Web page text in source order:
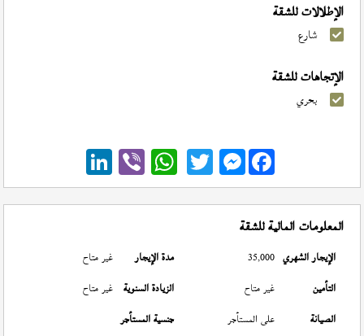
الإطلالات للشقة
شارع
الإتجاهات للشقة
بحري
Messenger
المعلومات المالية للشقة
الإيجار الشهري 35,000 مدة الإيجار
غير متاح
التأمين
غير متاح الزيادة السنوية غير متاح
الصيانة
على المستأجر جنسية المستأجر